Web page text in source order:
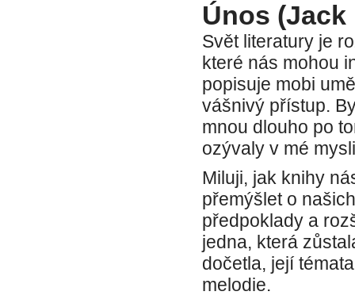
Únos (Jack
Svět literatury je
které nás mohou
popisuje mobi
vášnivý přístup.
mnou dlouho po
ozývaly v mé
Miluji, jak knihy
přemýšlet o
předpoklady a
jedna, která
dočetla, její
melodie.